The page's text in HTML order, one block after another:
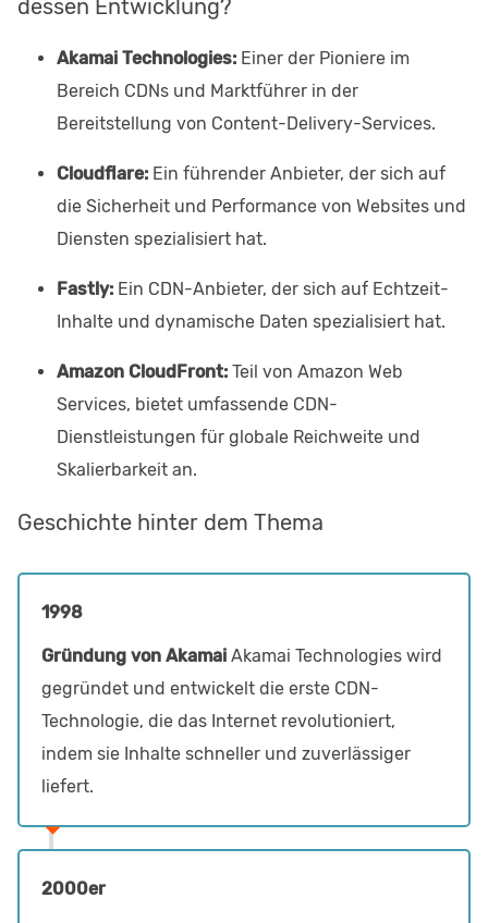
dessen Entwicklung?
Akamai Technologies: Einer der Pioniere im
Bereich CDNs und Marktführer in der
Bereitstellung von Content-Delivery-Services.
Cloudflare: Ein führender Anbieter, der sich auf
die Sicherheit und Performance von Websites und
Diensten spezialisiert hat.
Fastly: Ein CDN-Anbieter, der sich auf Echtzeit-
Inhalte und dynamische Daten spezialisiert hat.
Amazon CloudFront: Teil von Amazon Web
Services, bietet umfassende CDN-
Dienstleistungen für globale Reichweite und
Skalierbarkeit an.
Geschichte hinter dem Thema
1998
Gründung von Akamai Akamai Technologies wird
gegründet und entwickelt die erste CDN-
Technologie, die das Internet revolutioniert,
indem sie Inhalte schneller und zuverlässiger
liefert.
2000er